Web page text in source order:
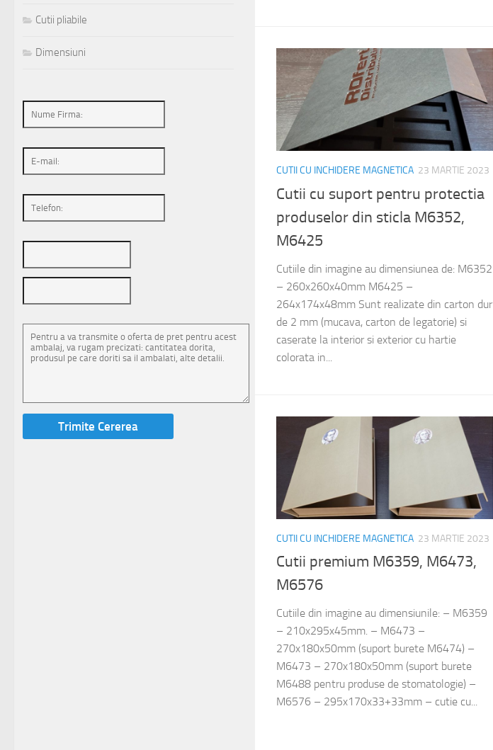
CUTII CU INCHIDERE MAGNETICA 23 MARTIE 2023
Cutii cu suport pentru protectia
produselor din sticla M6352,
M6425
Cutiile din imagine au dimensiunea de: M6352
– 260x260x40mm M6425 –
264x174x48mm Sunt realizate din carton dur
de 2 mm (mucava, carton de legatorie) si
caserate la interior si exterior cu hartie
colorata in...
CUTII CU INCHIDERE MAGNETICA 23 MARTIE 2023
Cutii premium M6359, M6473,
M6576
Cutiile din imagine au dimensiunile: – M6359
– 210x295x45mm. – M6473 –
270x180x50mm (suport burete M6474) –
M6473 – 270x180x50mm (suport burete
M6488 pentru produse de stomatologie) –
M6576 – 295x170x33+33mm – cutie cu...
Cutii pliabile
Dimensiuni